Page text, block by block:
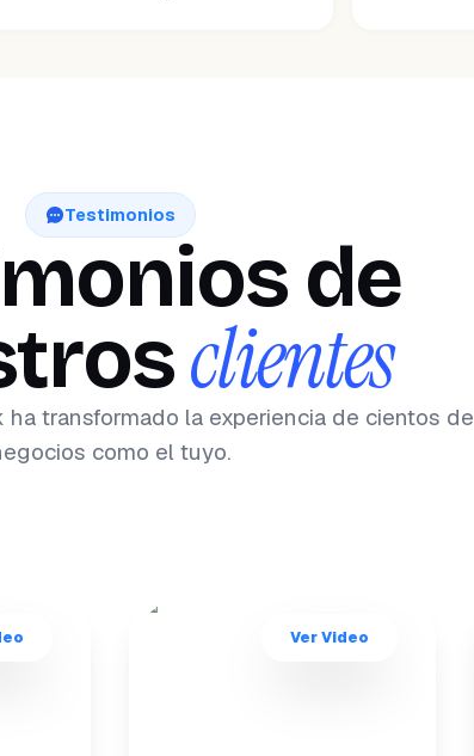
Testimonios
de
clientes
ha transformado la experiencia de cientos de
como el tuyo.
Ver Video